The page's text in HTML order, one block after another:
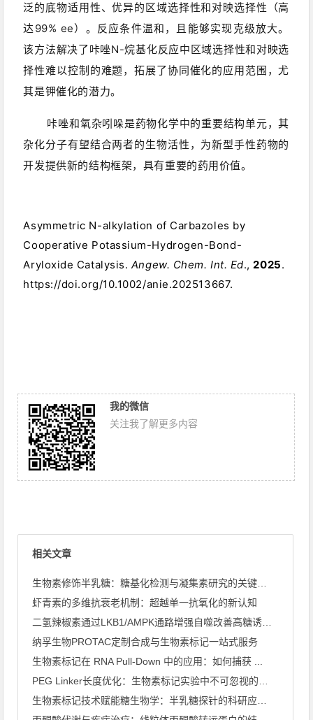
泛的底物适用性、优异的区域选择性和对映选择性（高
达99% ee）。反应条件温和，且能够实现克级放大。
该方法解决了咔唑N-烷基化反应中区域选择性和对映选
择性难以控制的难题，拓展了协同催化的应用范围，尤
其是钾催化的潜力。
咔唑和氧杂吲哚是药物化学中的重要结构单元，其
杂化分子有望结合两者的生物活性，为新型手性药物的
开发提供新的结构框架，具有重要的药用价值。
Asymmetric N-alkylation of Carbazoles by
Cooperative Potassium-Hydrogen-Bond-
Aryloxide Catalysis. Angew. Chem. Int. Ed., 2025.
https://doi.org/10.1002/anie.202513667.
我的微信
关注我了解更多内容
相关文章
虾青素的多维抗衰老机制：超越单一抗氧化的新认知
纳孚生物PROTAC定制合成与生物素标记一站式服务
生物素标记在 RNA Pull-Down 中的应用：如何捕获 ...